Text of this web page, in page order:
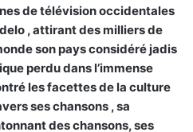
de télévision occidentales
, attirant des milliers de
son pays considéré jadis
perdu dans l’immense
les facettes de la culture
ses chansons , sa
des chansons, ses